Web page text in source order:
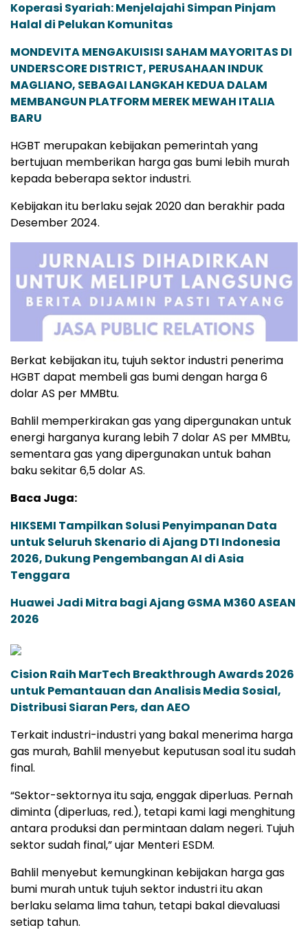
Koperasi Syariah: Menjelajahi Simpan Pinjam
Halal di Pelukan Komunitas
MONDEVITA MENGAKUISISI SAHAM MAYORITAS DI
UNDERSCORE DISTRICT, PERUSAHAAN INDUK
MAGLIANO, SEBAGAI LANGKAH KEDUA DALAM
MEMBANGUN PLATFORM MEREK MEWAH ITALIA
BARU
HGBT merupakan kebijakan pemerintah yang
bertujuan memberikan harga gas bumi lebih murah
kepada beberapa sektor industri.
Kebijakan itu berlaku sejak 2020 dan berakhir pada
Desember 2024.
Berkat kebijakan itu, tujuh sektor industri penerima
HGBT dapat membeli gas bumi dengan harga 6
dolar AS per MMBtu.
Bahlil memperkirakan gas yang dipergunakan untuk
energi harganya kurang lebih 7 dolar AS per MMBtu,
sementara gas yang dipergunakan untuk bahan
baku sekitar 6,5 dolar AS.
Baca Juga:
HIKSEMI Tampilkan Solusi Penyimpanan Data
untuk Seluruh Skenario di Ajang DTI Indonesia
2026, Dukung Pengembangan AI di Asia
Tenggara
Huawei Jadi Mitra bagi Ajang GSMA M360 ASEAN
2026
Cision Raih MarTech Breakthrough Awards 2026
untuk Pemantauan dan Analisis Media Sosial,
Distribusi Siaran Pers, dan AEO
Terkait industri-industri yang bakal menerima harga
gas murah, Bahlil menyebut keputusan soal itu sudah
final.
“Sektor-sektornya itu saja, enggak diperluas. Pernah
diminta (diperluas, red.), tetapi kami lagi menghitung
antara produksi dan permintaan dalam negeri. Tujuh
sektor sudah final,” ujar Menteri ESDM.
Bahlil menyebut kemungkinan kebijakan harga gas
bumi murah untuk tujuh sektor industri itu akan
berlaku selama lima tahun, tetapi bakal dievaluasi
setiap tahun.